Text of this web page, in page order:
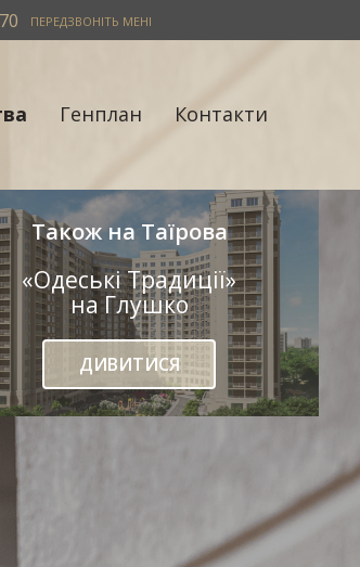
ПЕРЕДЗВОНІТЬ МЕНІ
Генплан Контакти
Також на Таїрова
«Одеські Традиції»
на Глушко
ДИВИТИСЯ